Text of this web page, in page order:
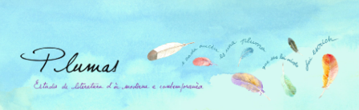
contengut